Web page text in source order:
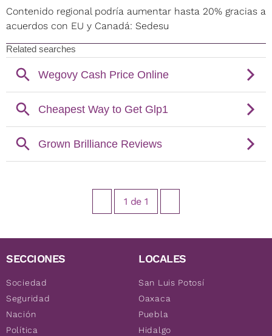
Contenido regional podría aumentar hasta 20% gracias a
acuerdos con EU y Canadá: Sedesu
1 de 1
SECCIONES
Sociedad
Seguridad
Nación
Política
LOCALES
San Luis Potosí
Oaxaca
Puebla
Hidalgo